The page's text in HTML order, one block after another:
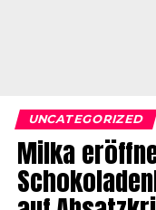
UNCATEGORIZED
Milka